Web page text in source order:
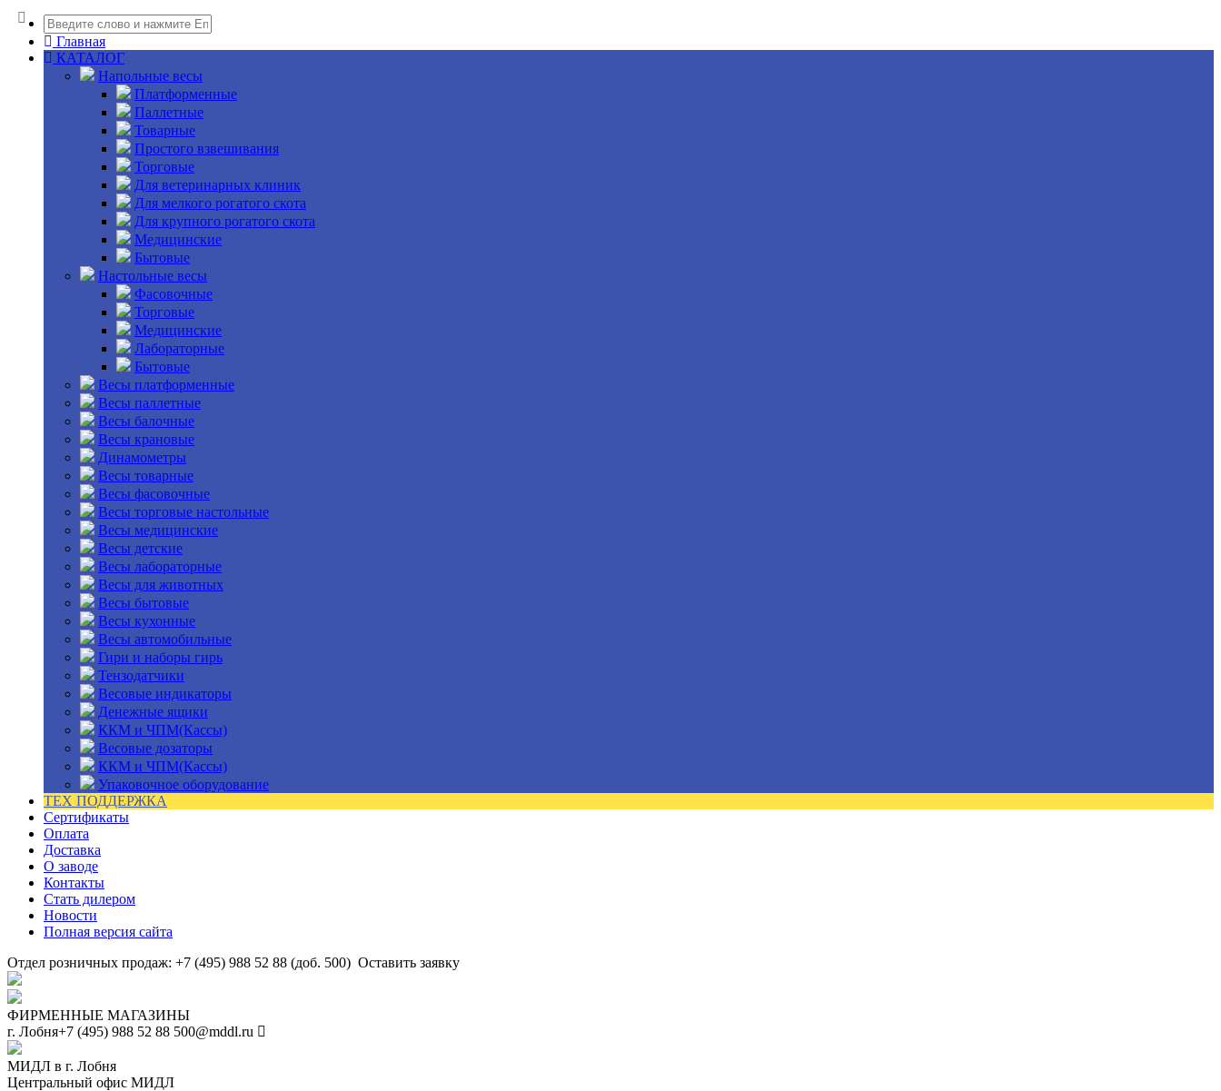
Главная
КАТАЛОГ
Напольные весы
Платформенные
Паллетные
Товарные
Простого взвешивания
Торговые
Для ветеринарных клиник
Для мелкого рогатого скота
Для крупного рогатого скота
Медицинские
Бытовые
Настольные весы
Фасовочные
Торговые
Медицинские
Лабораторные
Бытовые
Весы платформенные
Весы паллетные
Весы балочные
Весы крановые
Динамометры
Весы товарные
Весы фасовочные
Весы торговые настольные
Весы медицинские
Весы детские
Весы лабораторные
Весы для животных
Весы бытовые
Весы кухонные
Весы автомобильные
Гири и наборы гирь
Тензодатчики
Весовые индикаторы
Денежные ящики
ККМ и ЧПМ(Кассы)
Весовые дозаторы
ККМ и ЧПМ(Кассы)
Упаковочное оборудование
ТЕХ ПОДДЕРЖКА
Сертификаты
Оплата
Доставка
О заводе
Контакты
Стать дилером
Новости
Полная версия сайта
Отдел розничных продаж: +7 (495) 988 52 88 (доб. 500) Оставить заявку
ФИРМЕННЫЕ МАГАЗИНЫ
г. Лобня+7 (495) 988 52 88 500@mddl.ru
МИДЛ в г. Лобня
Центральный офис МИДЛ